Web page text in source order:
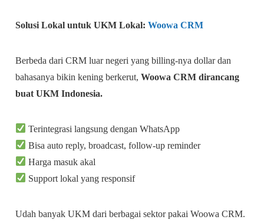
Solusi Lokal untuk UKM Lokal:Woowa CRM
Berbeda dari CRM luar negeri yang billing-nya dollar dan
bahasanya bikin kening berkerut,Woowa CRM dirancang
buat UKM Indonesia.
Terintegrasi langsung dengan WhatsApp
Bisa auto reply, broadcast, follow-up reminder
Harga masuk akal
Support lokal yang responsif
Udah banyak UKM dari berbagai sektor pakai Woowa CRM.